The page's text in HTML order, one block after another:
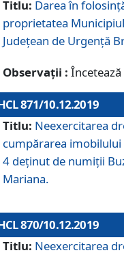
Titlu: Darea în
proprietatea
Judeţean de Urgenţă
Observații :
871/10.12.2019
Titlu: Neexercitarea
cumpărarea imobilului
4 deţinut de numiţii
Mariana.
870/10.12.2019
Titlu: Neexercitarea